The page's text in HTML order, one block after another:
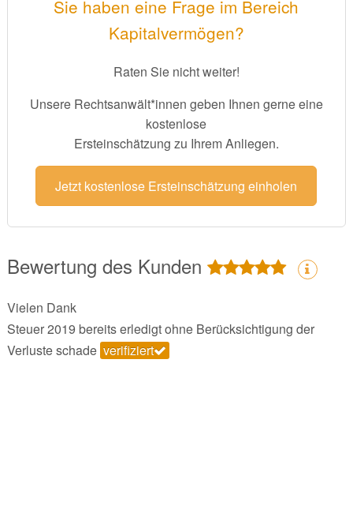
Sie haben eine Frage im Bereich
Kapitalvermögen?
Raten Sie nicht weiter!
Unsere Rechtsanwält*innen geben Ihnen gerne eine
kostenlose
Ersteinschätzung zu Ihrem Anliegen.
Jetzt kostenlose Ersteinschätzung einholen
Bewertung des Kunden
Vielen Dank
Steuer 2019 bereits erledigt ohne Berücksichtigung der
Verluste schade verifiziert